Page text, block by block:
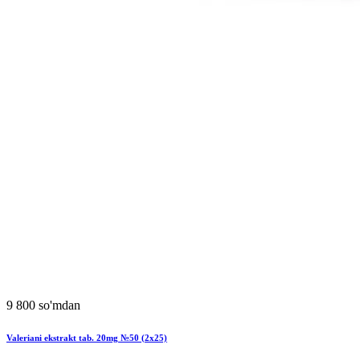
9 800 so'mdan
Valeriani ekstrakt tab. 20mg №50 (2x25)